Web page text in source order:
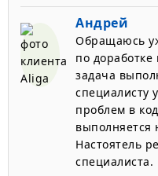
Андрей
Обращаюсь
по
задача
специалисту
проблем в
выполняется
Настоятель
специалиста.